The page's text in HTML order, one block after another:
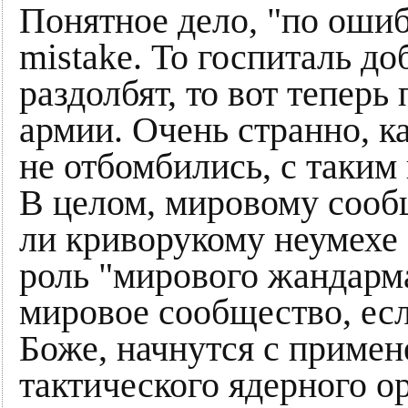
Понятное дело, "по
mistake. То госпиталь
раздолбят, то вот
армии. Очень странно,
не отбомбились, с
В целом, мировому
ли криворукому
роль "мирового
мировое сообщество,
Боже, начнутся с
тактического ядерного